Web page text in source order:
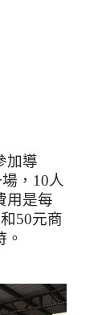
加導
， 10人
用是每
50元商